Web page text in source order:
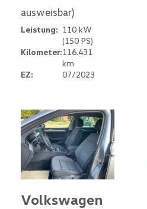
ausweisbar)
Leistung: 110 kW
(150 PS)
Kilometer:116.431
km
EZ:
07/2023
Volkswagen